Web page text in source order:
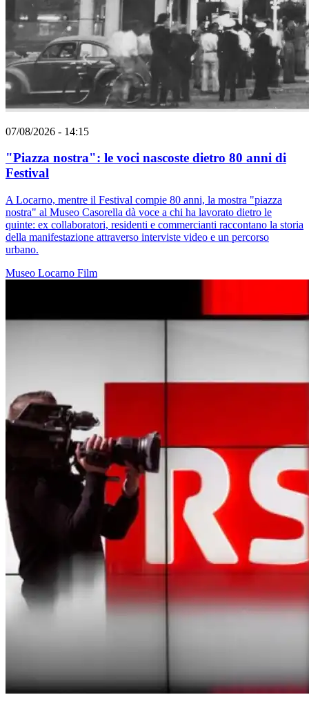
07/08/2026 - 14:15
"Piazza nostra": le voci nascoste dietro 80 anni di
Festival
A Locarno, mentre il Festival compie 80 anni, la mostra "piazza
nostra" al Museo Casorella dà voce a chi ha lavorato dietro le
quinte: ex collaboratori, residenti e commercianti raccontano la storia
della manifestazione attraverso interviste video e un percorso
urbano.
Museo Locarno Film